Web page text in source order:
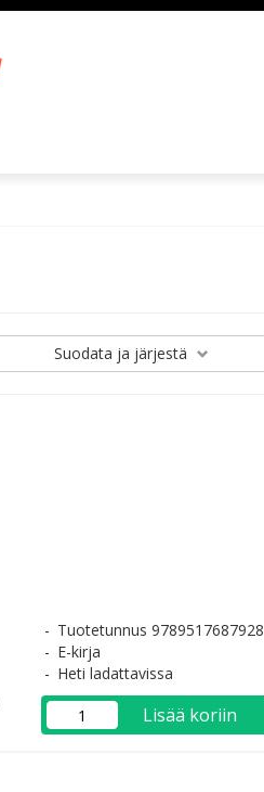
Suodata ja järjestä
Tuotetunnus 9789517687928
E-kirja
Heti ladattavissa
Lisää koriin